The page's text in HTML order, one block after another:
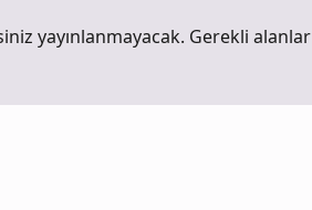
yayınlanmayacak. Gerekli alanlar